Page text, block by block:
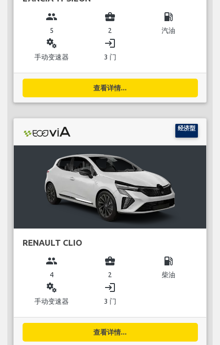
group
5
business_center
2
local_gas_station
汽油
miscellaneous_services
手动变速器
login
3 门
查看详情...
经济型
RENAULT CLIO
group
4
business_center
2
local_gas_station
柴油
miscellaneous_services
手动变速器
login
3 门
查看详情...